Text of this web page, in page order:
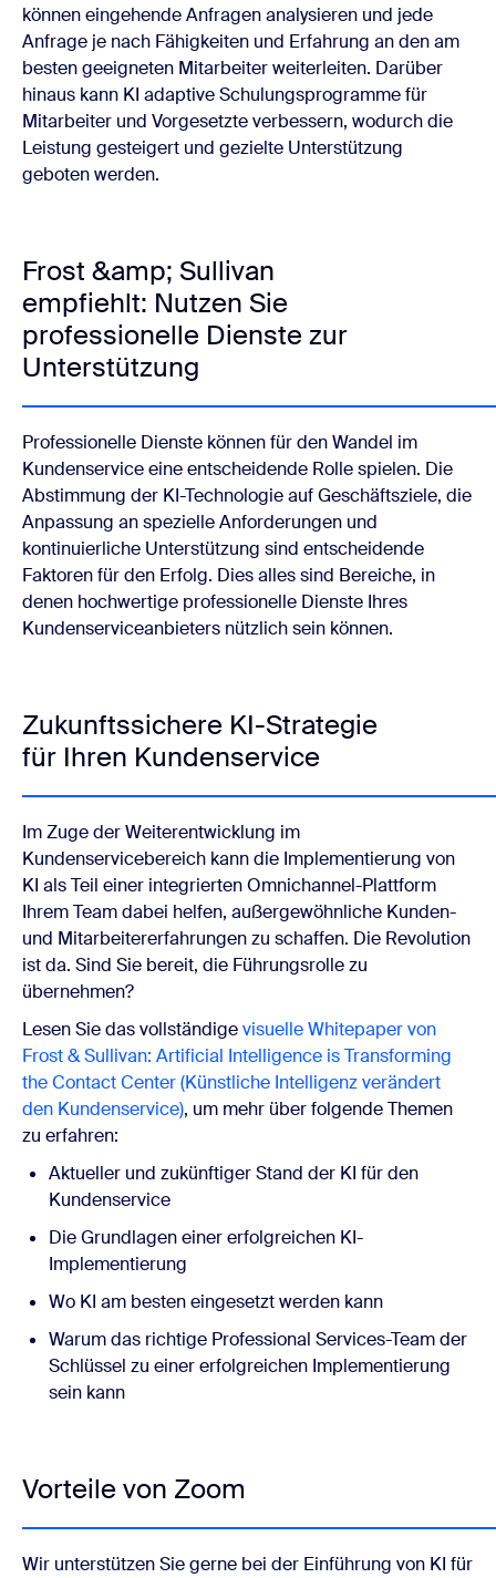
können eingehende Anfragen analysieren und jede
Anfrage je nach Fähigkeiten und Erfahrung an den am
besten geeigneten Mitarbeiter weiterleiten. Darüber
hinaus kann KI adaptive Schulungsprogramme für
Mitarbeiter und Vorgesetzte verbessern, wodurch die
Leistung gesteigert und gezielte Unterstützung
geboten werden.
Frost &amp; Sullivan
empfiehlt: Nutzen Sie
professionelle Dienste zur
Unterstützung
Professionelle Dienste können für den Wandel im
Kundenservice eine entscheidende Rolle spielen. Die
Abstimmung der KI-Technologie auf Geschäftsziele, die
Anpassung an spezielle Anforderungen und
kontinuierliche Unterstützung sind entscheidende
Faktoren für den Erfolg. Dies alles sind Bereiche, in
denen hochwertige professionelle Dienste Ihres
Kundenserviceanbieters nützlich sein können.
Zukunftssichere KI-Strategie
für Ihren Kundenservice
Im Zuge der Weiterentwicklung im
Kundenservicebereich kann die Implementierung von
KI als Teil einer integrierten Omnichannel-Plattform
Ihrem Team dabei helfen, außergewöhnliche Kunden-
und Mitarbeitererfahrungen zu schaffen. Die Revolution
ist da. Sind Sie bereit, die Führungsrolle zu
übernehmen?
Lesen Sie das vollständigevisuelle Whitepaper von
Frost & Sullivan: Artificial Intelligence is Transforming
the Contact Center (Künstliche Intelligenz verändert
den Kundenservice), um mehr über folgende Themen
zu erfahren:
Aktueller und zukünftiger Stand der KI für den
Kundenservice
Die Grundlagen einer erfolgreichen KI-
Implementierung
Wo KI am besten eingesetzt werden kann
Warum das richtige Professional Services-Team der
Schlüssel zu einer erfolgreichen Implementierung
sein kann
Vorteile von Zoom
Wir unterstützen Sie gerne bei der Einführung von KI für